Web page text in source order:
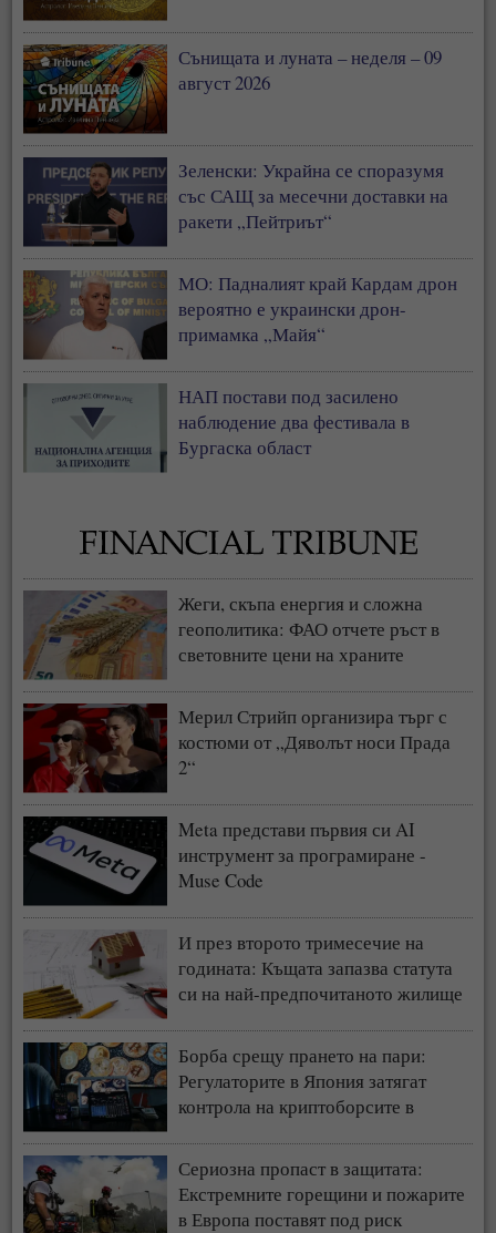
Сънищата и луната – неделя – 09
август 2026
Зеленски: Украйна се споразумя
със САЩ за месечни доставки на
ракети „Пейтриът“
МО: Падналият край Кардам дрон
вероятно е украински дрон-
примамка „Майя“
НАП постави под засилено
наблюдение два фестивала в
Бургаска област
Жеги, скъпа енергия и сложна
геополитика: ФАО отчете ръст в
световните цени на храните
Мерил Стрийп организира търг с
костюми от „Дяволът носи Прада
2“
Meta представи първия си AI
инструмент за програмиране -
Muse Code
И през второто тримесечие на
годината: Къщата запазва статута
си на най-предпочитаното жилище
Борба срещу прането на пари:
Регулаторите в Япония затягат
контрола на криптоборсите в
Сериозна пропаст в защитата:
Екстремните горещини и пожарите
в Европа поставят под риск